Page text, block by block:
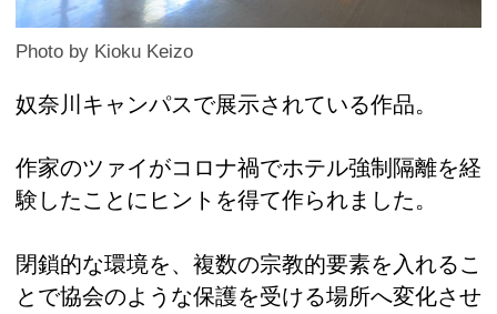
Photo by Kioku Keizo
奴奈川キャンパスで展示されている作品。
作家のツァイがコロナ禍でホテル強制隔離を経
験したことにヒントを得て作られました。
閉鎖的な環境を、複数の宗教的要素を入れるこ
とで協会のような保護を受ける場所へ変化させ